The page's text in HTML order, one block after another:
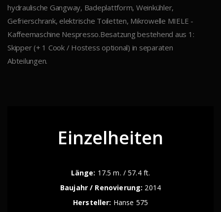
hydraulische Gangway, Badeplattform, Weinkühler,
Gefrierschrank, elektrische Toiletten, Mikrowelle MIELE -
Kaffeemaschine Nespresso.Besatzung bestehend aus 1:
Skipper (+ 1 Cook / Hostess optional) in separaten
Abteilungen.
Einzelheiten
Länge: 17.5 m. / 57.4 ft.
Baujahr / Renovierung: 2014
Hersteller: Hanse 575